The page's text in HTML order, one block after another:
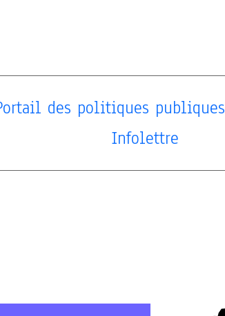
des politiques publiques
Infolettre